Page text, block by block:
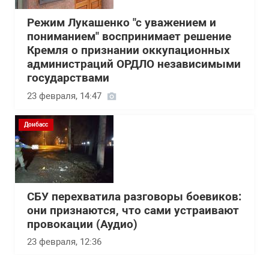
Режим Лукашенко "с уважением и
пониманием" воспринимает решение
Кремля о признании оккупационных
администраций ОРДЛО независимыми
государствами
23 февраля, 14:47
Донбасс
СБУ перехватила разговоры боевиков:
они признаются, что сами устраивают
провокации (Аудио)
23 февраля, 12:36